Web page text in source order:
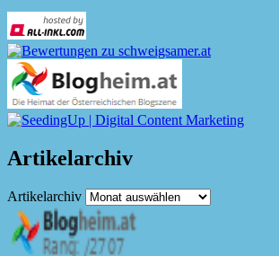
Artikelarchiv
Artikelarchiv